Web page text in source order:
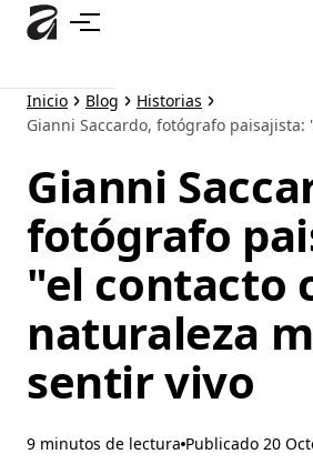
principal
Inicio Blog
Historias
Gianni Saccardo, fotógrafo paisajista:
Gianni
fotógrafo
"el contacto
naturaleza
sentir vivo
9 minutos de lectura Publicado 20